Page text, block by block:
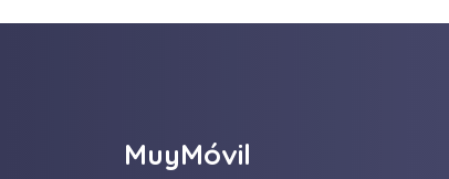
MuyMóvil